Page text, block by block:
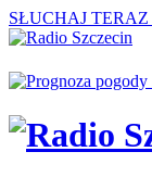
SŁUCHAJ TERAZ